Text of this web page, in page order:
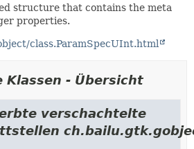
structure that contains the meta
properties.
class.ParamSpecUInt.html
Klassen - Übersicht
verschachtelte